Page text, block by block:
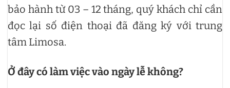
bảo hành từ 03 – 12 tháng, quý khách chỉ cần
đọc lại số điện thoại đã đăng ký với trung
tâm Limosa.
Ở đây có làm việc vào ngày lễ không?